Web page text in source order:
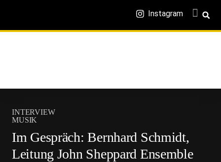
Instagram
INTERVIEW
MUSIK
Im Gespräch: Bernhard Schmidt,
Leitung John Sheppard Ensemble